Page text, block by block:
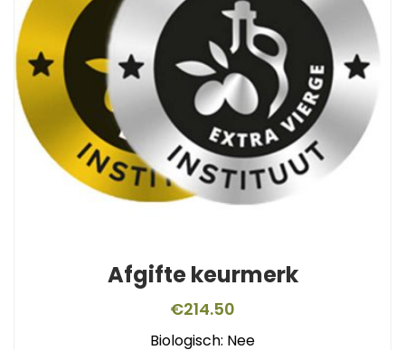
Afgifte keurmerk
€214.50
Biologisch: Nee